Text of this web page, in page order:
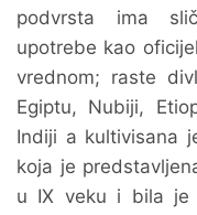
podvrsta ima
upotrebe kao
vrednom; raste
Egiptu, Nubiji,
Indiji a kultivisana
koja je
u IX veku i bila je